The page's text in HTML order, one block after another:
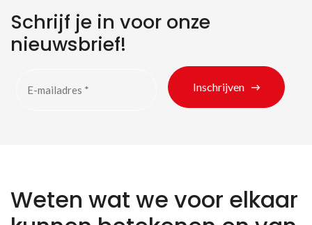
Schrijf je in voor onze
nieuwsbrief!
Inschrijven
Weten wat we voor elkaar